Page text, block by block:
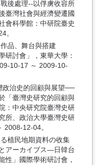
後處理--以俘虜收容所
臺灣社會與經濟變遷國
會科學館：中研院臺史
。
品、舞台與搭建
研討會」，東華大學：
10-17 ～ 2009-10-
政治史的回顧與展望──
「臺灣史研究的回顧與
：中央研究院臺灣史研
所、政治大學臺灣史研
2008-12-04。
植民地期資料の收集
アーカイブス—日韓台
性」國際學術研討會，